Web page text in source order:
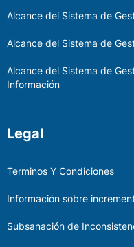
Alcance del Sistema de
Alcance del Sistema de
Alcance del Sistema de
Información
Legal
Terminos Y Condiciones
Información sobre
Subsanación de